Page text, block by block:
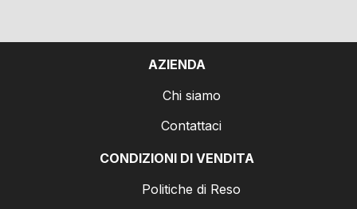
AZIENDA
Chi siamo
Contattaci
CONDIZIONI DI VENDITA
Politiche di Reso